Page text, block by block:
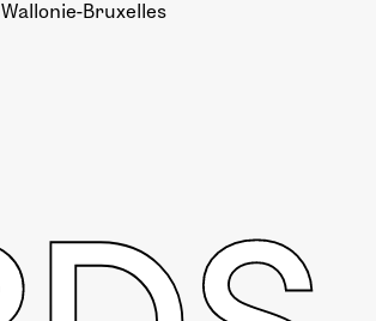
Wallonie-Bruxelles